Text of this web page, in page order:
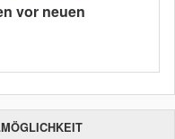
vor neuen